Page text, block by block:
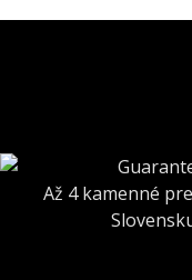
Až 4 kamenné